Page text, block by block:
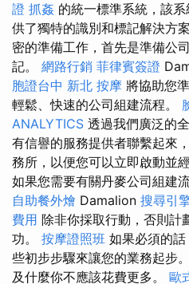
證 抓姦 的統一標準系統，該
供了獨特的識別和標記解決方
密的準備工作，首先是準備公
記。 網路行銷 菲律賓簽證
胞證台中 新北 按摩 將協助您
輕鬆、快速的公司組建流程。
ANALYTICS 透過我們廣泛的
有信譽的服務提供者聯繫起來
務所，以便您可以立即啟動並
如果您需要有關丹麥公司組建
自助餐外燴 Damalion 搜尋引
費用 除非你採取行動，否則計
功。 按摩證照班 如果必須的
些初步步驟來讓您的業務起步
及什麼你不應該花費更多。 歐